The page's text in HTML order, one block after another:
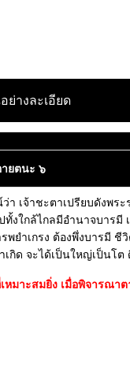
างละเอียด
ายตนะ ๖
เจ้าชะตาเปรียบดังพระ
งใกล้ไกลมีอำนาจบารมี
พยำเกรง ต้องพึ่งบารมี ชี
เกิด จะได้เป็นใหญ่เป็นโต
มาะสมยิ่ง เมื่อพิจารณา